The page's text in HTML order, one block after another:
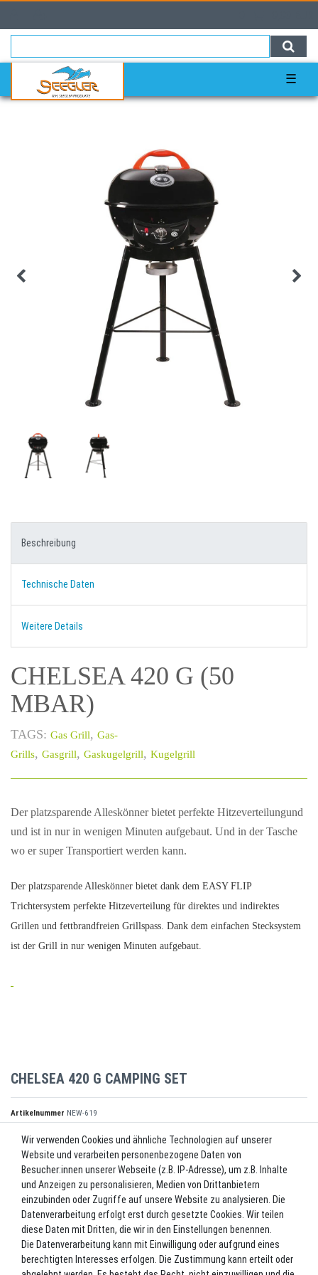
☰
Beschreibung
Technische Daten
Weitere Details
CHELSEA 420 G (50
MBAR)
TAGS: Gas Grill, Gas-
Grills, Gasgrill, Gaskugelgrill, Kugelgrill
Der platzsparende Alleskönner bietet perfekte Hitzeverteilungund
und ist in nur in wenigen Minuten aufgebaut. Und in der Tasche
wo er super Transportiert werden kann.
Der platzsparende Alleskönner bietet dank dem EASY FLIP
Trichtersystem perfekte Hitzeverteilung für direktes und indirektes
Grillen und fettbrandfreien Grillspass. Dank dem einfachen Stecksystem
ist der Grill in nur wenigen Minuten aufgebaut.
CHELSEA 420 G CAMPING SET
Artikelnummer NEW-619
299,00 EUR*
Lieferzeit ca. 2-3 Werktage.
In den Warenkorb
Wir verwenden Cookies und ähnliche Technologien auf unserer
Website und verarbeiten personenbezogene Daten von
Besucher:innen unserer Webseite (z.B. IP-Adresse), um z.B. Inhalte
und Anzeigen zu personalisieren, Medien von Drittanbietern
einzubinden oder Zugriffe auf unsere Website zu analysieren. Die
Datenverarbeitung erfolgt erst durch gesetzte Cookies. Wir teilen
diese Daten mit Dritten, die wir in den Einstellungen benennen.
Die Datenverarbeitung kann mit Einwilligung oder aufgrund eines
berechtigten Interesses erfolgen. Die Zustimmung kann erteilt oder